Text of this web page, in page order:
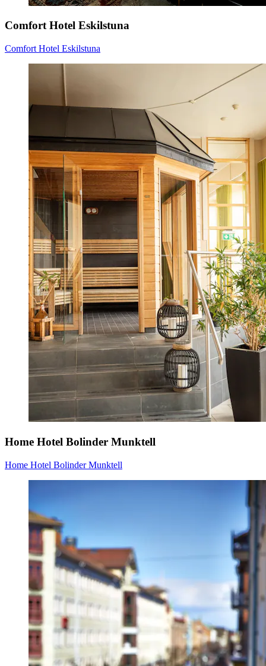
Comfort Hotel Eskilstuna
Comfort Hotel Eskilstuna
Home Hotel Bolinder Munktell
Home Hotel Bolinder Munktell